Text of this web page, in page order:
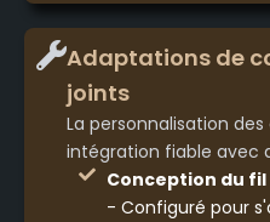
Adaptations de
joints
La personnalisation
intégration fiable avec
Conception du fil
- Configuré pour